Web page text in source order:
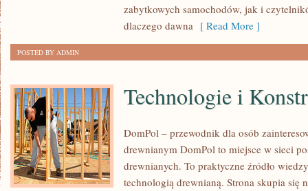
zabytkowych samochodów, jak i
dlaczego dawna [ Read More ]
POSTED BY ADMIN
Technologie i
DomPol – przewodnik dla osób
drewnianym DomPol to miejsce w sieci
drewnianych. To praktyczne źródło
technologią drewnianą. Strona skupia się